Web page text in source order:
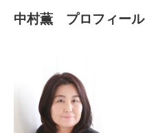
中村薫 プロフィール